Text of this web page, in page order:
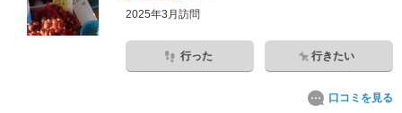
2025年3月訪問
行った 行きたい
口コミを見る